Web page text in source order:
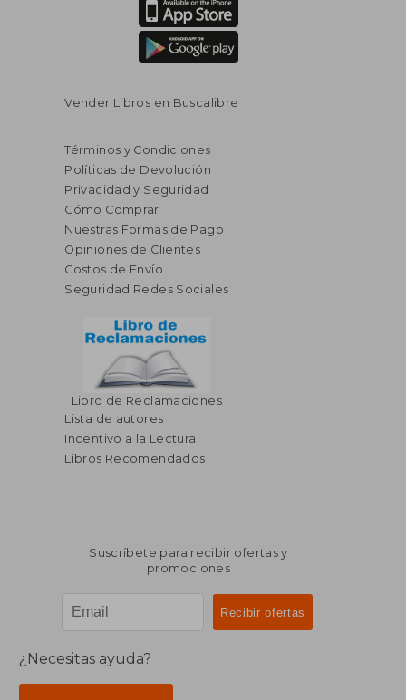
Vender Libros en Buscalibre
Términos y Condiciones
Políticas de Devolución
Privacidad y Seguridad
Cómo Comprar
Nuestras Formas de Pago
Opiniones de Clientes
Costos de Envío
Seguridad Redes Sociales
Libro de Reclamaciones
Lista de autores
Incentivo a la Lectura
Libros Recomendados
Suscríbete para recibir ofertas y
promociones
¿Necesitas ayuda?